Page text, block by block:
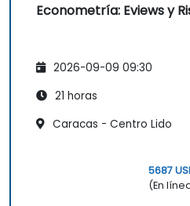
Econometría: Eviews y
2026-09-09 09:30
21 horas
Caracas - Centro Lido
5687
(En